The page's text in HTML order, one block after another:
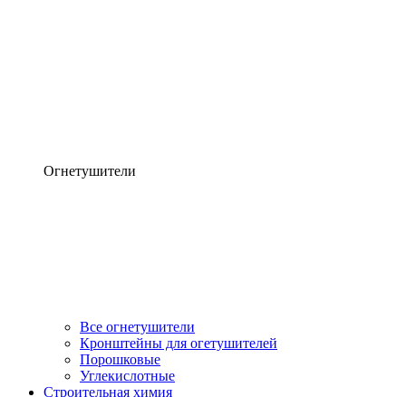
Огнетушители
Все огнетушители
Кронштейны для огетушителей
Порошковые
Углекислотные
Строительная химия